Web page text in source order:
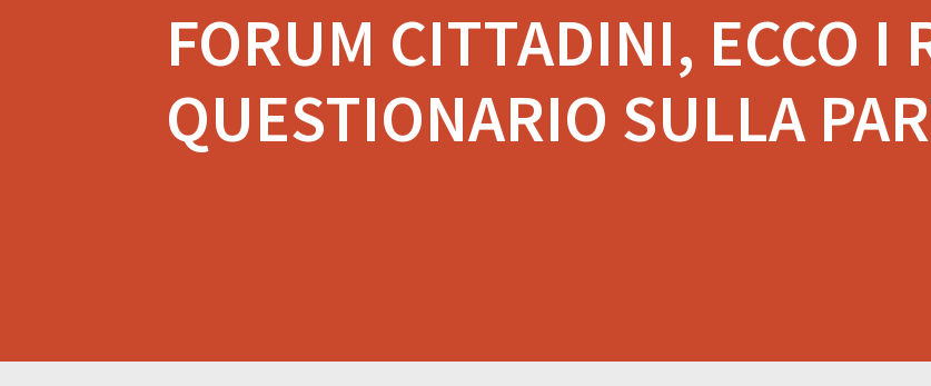
FORUM CITTADINI, ECCO I
QUESTIONARIO SULLA